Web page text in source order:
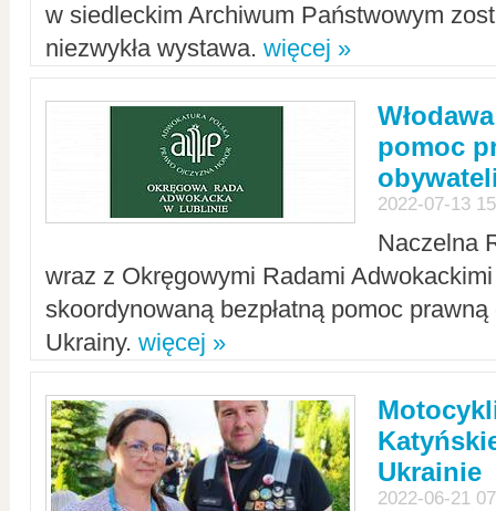
w siedleckim Archiwum Państwowym
niezwykła wystawa. więcej »
pomoc
2022-07-13
Naczelna
wraz z Okręgowymi Radami Adwokackimi
skoordynowaną bezpłatną pomoc
Ukrainy. więcej »
Ukrainie
2022-06-21